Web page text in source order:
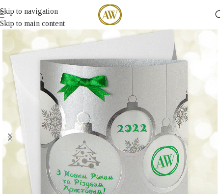
Skip to navigation
Skip to main content